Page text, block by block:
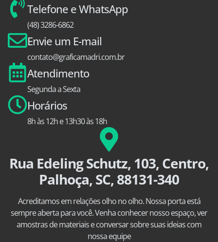
Telefone e WhatsApp
(48) 3286-6862
Envie um E-mail
contato@graficamadri.com.br
Atendimento
Segunda a Sexta
Horários
8h às 12h e 13h30 às 18h
Rua Edeling Schutz, 103, Centro,
Palhoça, SC, 88131-340
Acreditamos em relações olho no olho. Nossa porta está
sempre aberta para você. Venha conhecer nosso espaço, ver
amostras de materiais e conversar sobre suas ideias com
nossa equipe